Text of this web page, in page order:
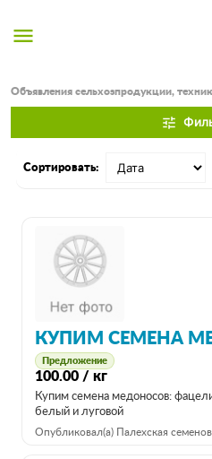
menu
Объявления сельхозпродукции,
tune
Сортировать:
Предложение
100.00 / кг
Купим семена медоносов:
белый и луговой
Опубликовал(а) Палехская